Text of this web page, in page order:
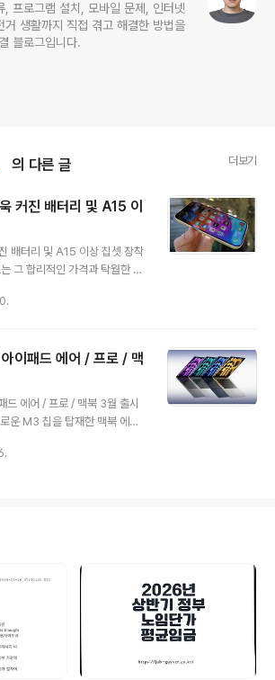
, 프로그램 설치, 모바일 문제, 인터넷
생활까지 직접 겪고 해결한 방법을
블로그입니다.
의 다른 글 더보기
커진 배터리 및 A15 이
배터리 및 A15 이상 칩셋 장착
그 합리적인 가격과 탁월한 성
대는 애플 팬들 사이에서 높아
디스플레이 디자인: 아이폰 X
현대적인 디자인 예상 디스플
디스플레이로 업그레이드 예
스펙 및 하드웨어 칩셋: A15
네트워크: 5G 네트워크 지원
이패드 에어 / 프로 / 맥
드 에어 / 프로 / 맥북 3월 출시
운 M3 칩을 탑재한 맥북 에어,
기대감을 높이고 있습니다. 최
3월 말 경에 출시될 것으로 예
측과도 일치하며, 출시 시점이
것입니다. 아이패드 에어도
치, 12.9인치)로 출시될 가능
치 모델 디자인이 유출되었으